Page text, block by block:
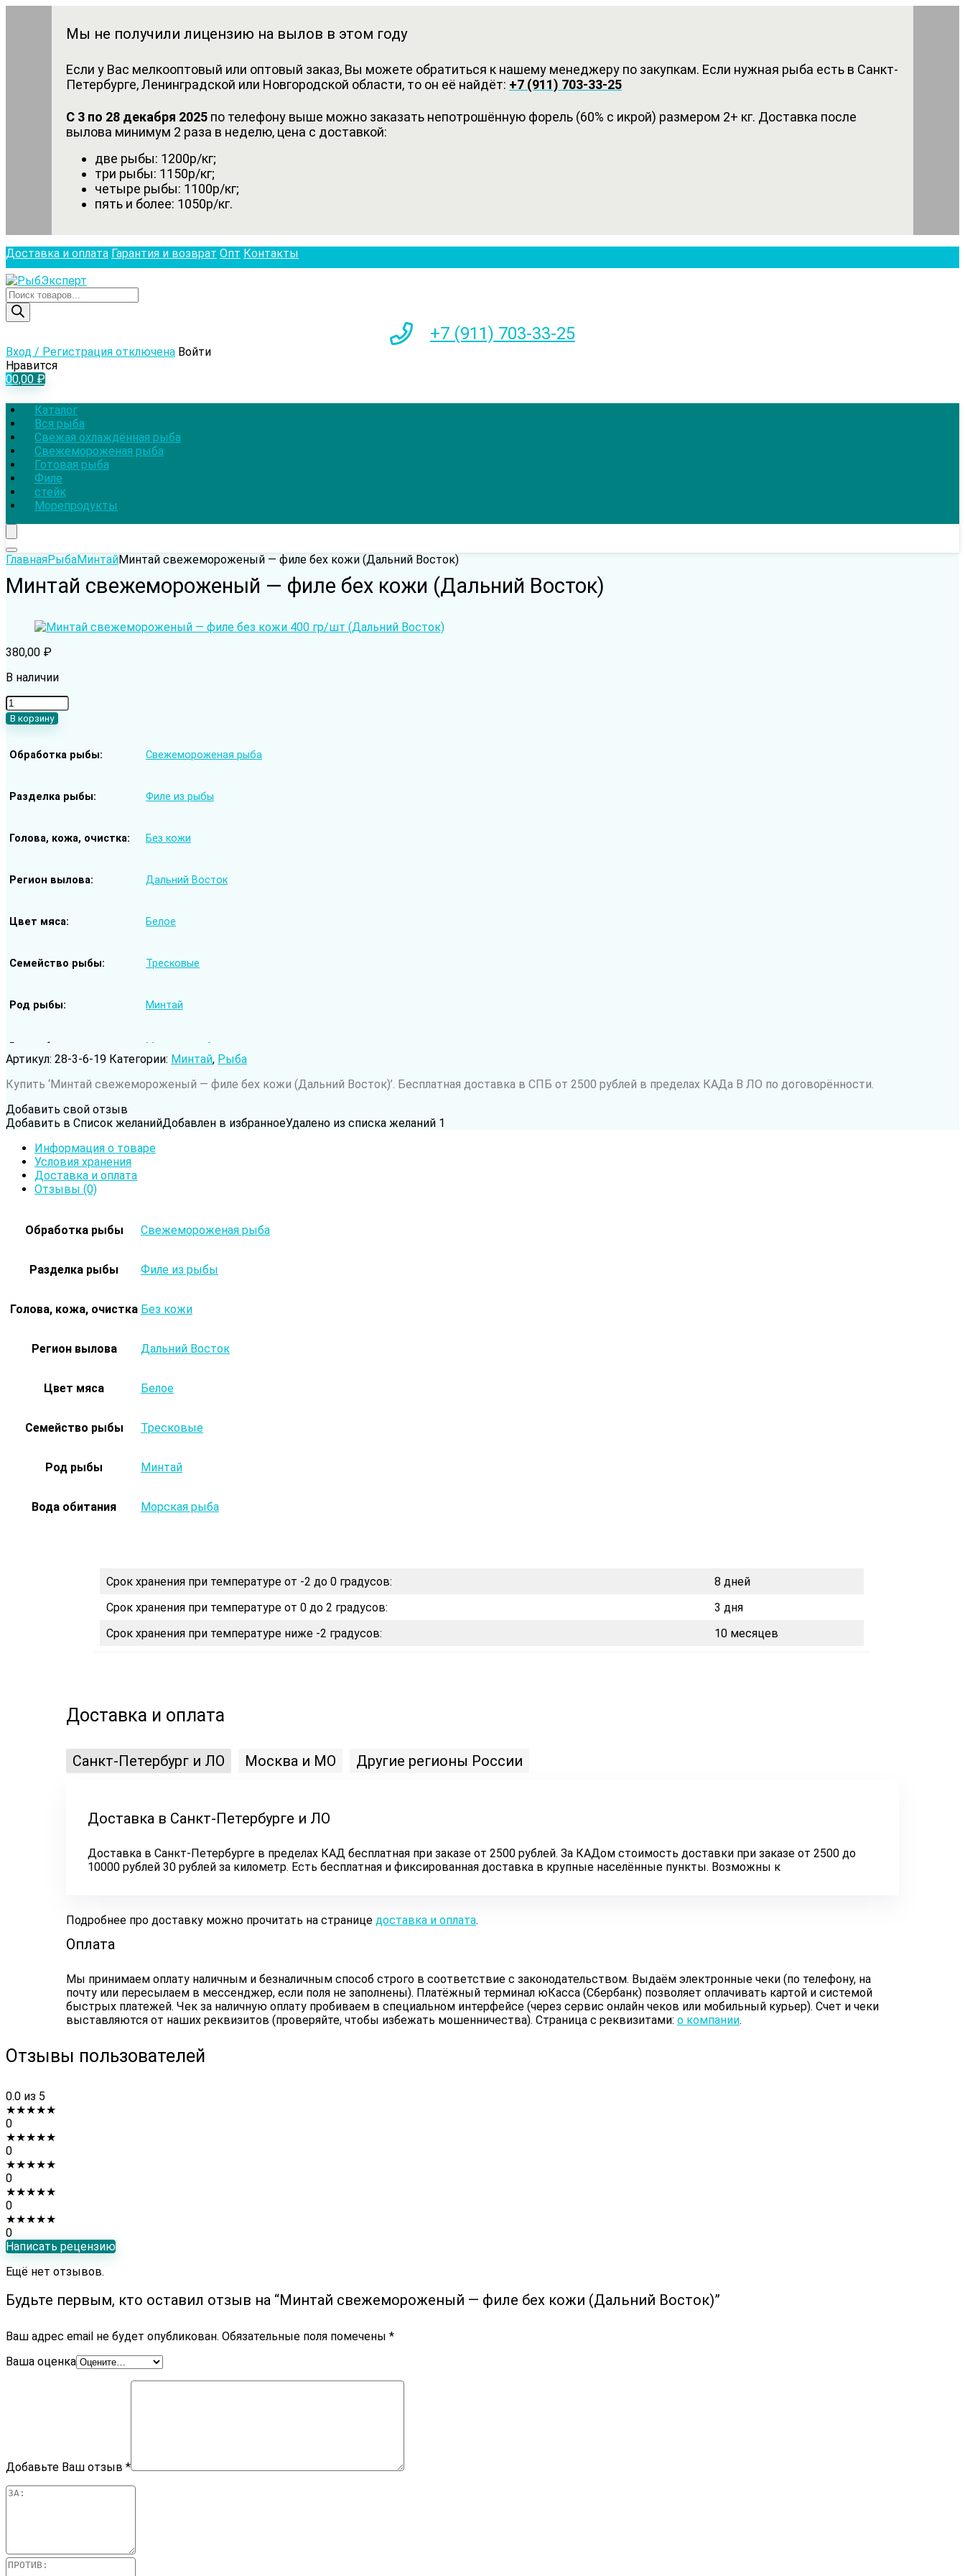
Мы не получили лицензию на вылов в этом году
Если у Вас мелкооптовый или оптовый заказ, Вы можете обратиться к нашему менеджеру по закупкам. Если нужная рыба есть в Санкт-
Петербурге, Ленинградской или Новгородской области, то он её найдёт: +7 (911) 703-33-25
С 3 по 28 декабря 2025 по телефону выше можно заказать непотрошённую форель (60% с икрой) размером 2+ кг. Доставка после
вылова минимум 2 раза в неделю, цена с доставкой:
две рыбы: 1200р/кг;
три рыбы: 1150р/кг;
четыре рыбы: 1100р/кг;
пять и более: 1050р/кг.
Доставка и оплата Гарантия и возврат Опт Контакты
Поиск
товаров
+7 (911) 703-33-25
Вход / Регистрация отключена Войти
Нравится
00,00 ₽
Каталог
Вся рыба
Свежая охлаждённая рыба
Свежемороженая рыба
Готовая рыба
Филе
стейк
Морепродукты
ГлавнаяРыбаМинтайМинтай cвежемороженый — филе бех кожи (Дальний Восток)
Минтай cвежемороженый — филе бех кожи (Дальний Восток)
380,00 ₽
В наличии
Количество
товара
Минтай
—
кожи
В корзину
Обработка рыбы Свежемороженая рыба
Разделка рыбы Филе из рыбы
Голова, кожа, очистка Без кожи
Регион вылова Дальний Восток
Цвет мяса Белое
Семейство рыбы Тресковые
Род рыбы Минтай
Вода обитания Морская рыба
Артикул: 28-3-6-19 Категории: Минтай, Рыба
Купить ‘Минтай cвежемороженый — филе бех кожи (Дальний Восток)’. Бесплатная доставка в СПБ от 2500 рублей в пределах КАДа В ЛО по договорённости.
Добавить свой отзыв
Добавить в Список желанийДобавлен в избранноеУдалено из списка желаний 1
Информация о товаре
Условия хранения
Доставка и оплата
Отзывы (0)
Обработка рыбы Свежемороженая рыба
Разделка рыбы Филе из рыбы
Голова, кожа, очистка Без кожи
Регион вылова Дальний Восток
Цвет мяса Белое
Семейство рыбы Тресковые
Род рыбы Минтай
Вода обитания Морская рыба
Срок хранения при температуре от -2 до 0 градусов:
8 дней
Срок хранения при температуре от 0 до 2 градусов:
3 дня
Срок хранения при температуре ниже -2 градусов:
10 месяцев
Доставка и оплата
Санкт-Петербург и ЛО Москва и МО Другие регионы России
Доставка в Санкт-Петербурге и ЛО
Доставка в Санкт-Петербурге в пределах КАД бесплатная при заказе от 2500 рублей. За КАДом стоимость доставки при заказе от 2500 до
10000 рублей 30 рублей за километр. Есть бесплатная и фиксированная доставка в крупные населённые пункты. Возможны к
Подробнее про доставку можно прочитать на странице доставка и оплата.
Оплата
Мы принимаем оплату наличным и безналичным способ строго в соответствие с законодательством. Выдаём электронные чеки (по телефону, на
почту или пересылаем в мессенджер, если поля не заполнены). Платёжный терминал юКасса (Сбербанк) позволяет оплачивать картой и системой
быстрых платежей. Чек за наличную оплату пробиваем в специальном интерфейсе (через сервис онлайн чеков или мобильный курьер). Счет и чеки
выставляются от наших реквизитов (проверяйте, чтобы избежать мошенничества). Страница с реквизитами: о компании.
Отзывы пользователей
0.0 из 5
★★★★★
0
★★★★★
0
★★★★★
0
★★★★★
0
★★★★★
0
Написать рецензию
Ещё нет отзывов.
Будьте первым, кто оставил отзыв на “Минтай cвежемороженый — филе бех кожи (Дальний Восток)”
Ваш адрес email не будет опубликован. Обязательные поля помечены *
Ваша оценка
Добавьте Ваш отзыв *